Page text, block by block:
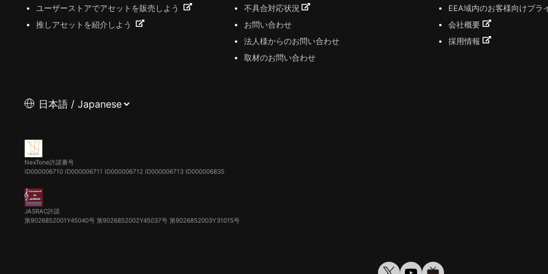
ユーザーストアでアセットを販売しよう
推しアセットを紹介しよう
不具合対応状況
お問い合わせ
法人様からのお問い合わせ
取材のお問い合わせ
EEA域内のお客様向けプラ
会社概要
採用情報
NexTone許諾番号
ID000006710 ID000006711 ID000006712 ID000006713 ID000006835
JASRAC許諾
第9026852001Y45040号 第9026852002Y45037号 第9026852003Y31015号